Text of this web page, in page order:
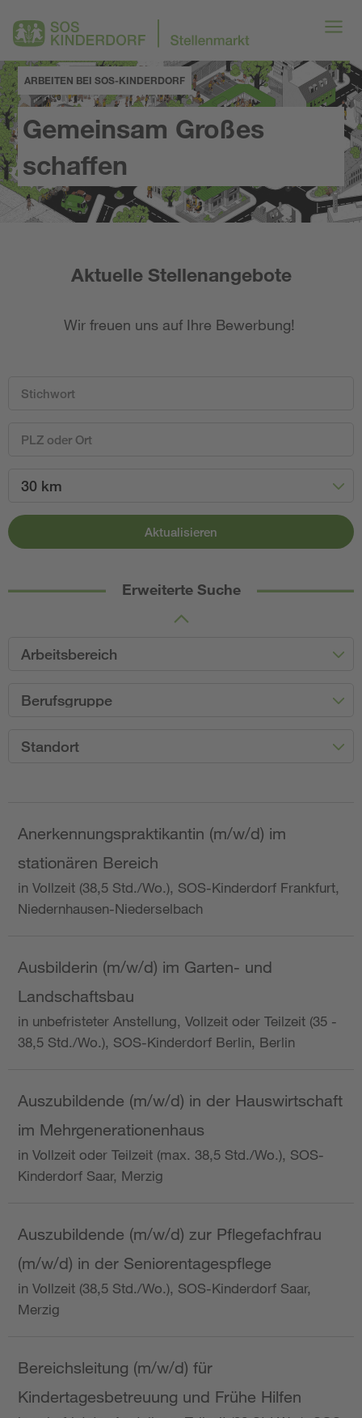
ARBEITEN BEI SOS-KINDERDORF
Gemeinsam Großes
schaffen
Aktuelle Stellenangebote
Wir freuen uns auf Ihre Bewerbung!
30 km
Aktualisieren
Erweiterte Suche
Arbeitsbereich
Berufsgruppe
Standort
Anerkennungspraktikantin (m/w/d) im
stationären Bereich
in Vollzeit (38,5 Std./Wo.), SOS-Kinderdorf Frankfurt,
Niedernhausen-Niederselbach
Ausbilderin (m/w/d) im Garten- und
Landschaftsbau
in unbefristeter Anstellung, Vollzeit oder Teilzeit (35 -
38,5 Std./Wo.), SOS-Kinderdorf Berlin, Berlin
Auszubildende (m/w/d) in der Hauswirtschaft
im Mehrgenerationenhaus
in Vollzeit oder Teilzeit (max. 38,5 Std./Wo.), SOS-
Kinderdorf Saar, Merzig
Auszubildende (m/w/d) zur Pflegefachfrau
(m/w/d) in der Seniorentagespflege
in Vollzeit (38,5 Std./Wo.), SOS-Kinderdorf Saar,
Merzig
Bereichsleitung (m/w/d) für
Kindertagesbetreuung und Frühe Hilfen